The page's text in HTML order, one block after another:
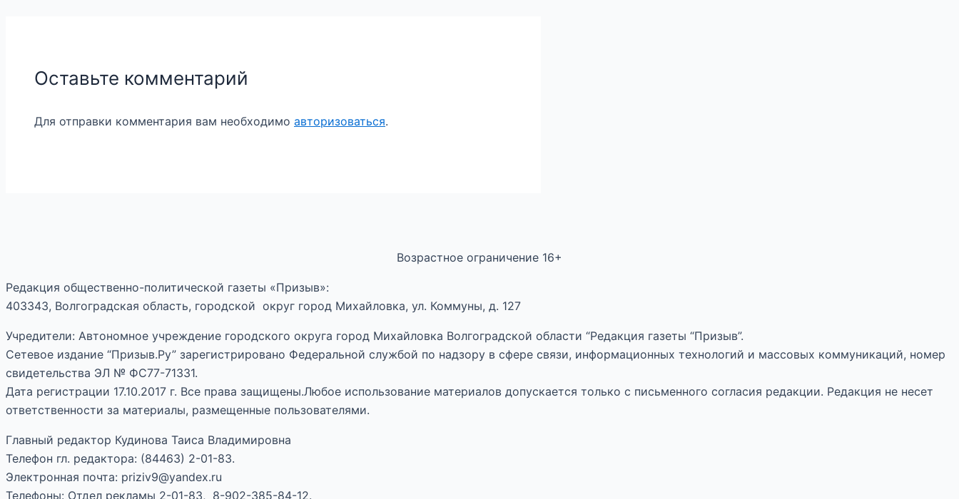
Оставьте комментарий
Для отправки комментария вам необходимо авторизоваться.
Возрастное ограничение 16+
Редакция общественно-политической газеты «Призыв»:
403343, Волгоградская область, городской округ город Михайловка, ул. Коммуны, д. 127
Учредители: Автономное учреждение городского округа город Михайловка Волгоградской области “Редакция газеты “Призыв”.
Сетевое издание “Призыв.Ру” зарегистрировано Федеральной службой по надзору в сфере связи, информационных технологий и массовых коммуникаций, номер
свидетельства ЭЛ № ФС77-71331.
Дата регистрации 17.10.2017 г. Все права защищены.Любое использование материалов допускается только с письменного согласия редакции. Редакция не несет
ответственности за материалы, размещенные пользователями.
Главный редактор Кудинова Таиса Владимировна
Телефон гл. редактора: (84463) 2-01-83.
Электронная почта: priziv9@yandex.ru
Телефоны: Отдел рекламы 2-01-83, 8-902-385-84-12.